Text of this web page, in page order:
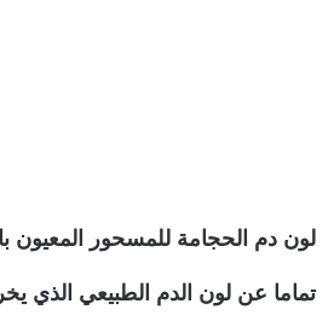
لون دم الحجامة للمسحور المعيون
تماما عن لون الدم الطبيعي الذي